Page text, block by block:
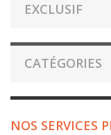
EXCLUSIF
CATÉGORIES
NOS SERVICES